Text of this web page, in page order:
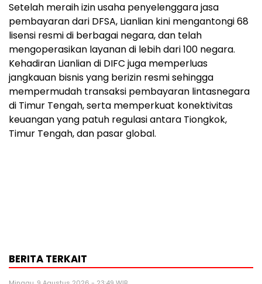
Setelah meraih izin usaha penyelenggara jasa
pembayaran dari DFSA, Lianlian kini mengantongi 68
lisensi resmi di berbagai negara, dan telah
mengoperasikan layanan di lebih dari 100 negara.
Kehadiran Lianlian di DIFC juga memperluas
jangkauan bisnis yang berizin resmi sehingga
mempermudah transaksi pembayaran lintasnegara
di Timur Tengah, serta memperkuat konektivitas
keuangan yang patuh regulasi antara Tiongkok,
Timur Tengah, dan pasar global.
BERITA TERKAIT